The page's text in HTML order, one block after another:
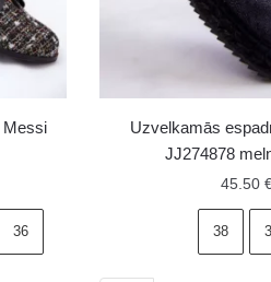
Messi
36
Uzvelkamās
JJ274878
45.50
38